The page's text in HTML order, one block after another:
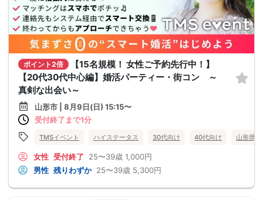
ポイント2倍
【15名規模！ 女性ご予約先行中！】
【20代30代中心編】婚活パーティー・街コン ～
真剣な出会い～
山形市 | 8月9日(日) 15:15〜
受付終了まで1分
TMSイベント ハイステータス 30代向け 40代向け 山形県
女性 受付終了 25〜39歳 1,000円
男性 残りわずか 25〜39歳 5,300円